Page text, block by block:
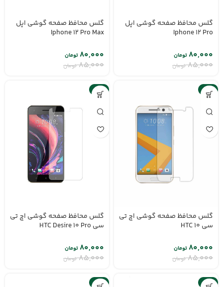
گلس محافظ صفحه گوشی اپل
Iphone 12 Pro
۸۵,۰۰۰ تومان
۸۰,۰۰۰تومان
گلس محافظ صفحه گوشی اپل
Iphone 12 Pro Max
۸۵,۰۰۰ تومان
۸۰,۰۰۰تومان
-6%
گلس محافظ صفحه گوشی اچ تی
سی HTC 10
۸۵,۰۰۰ تومان
۸۰,۰۰۰تومان
-6%
گلس محافظ صفحه گوشی اچ تی
سی HTC Desire 10 Pro
۸۵,۰۰۰ تومان
۸۰,۰۰۰تومان
-6%
-6%